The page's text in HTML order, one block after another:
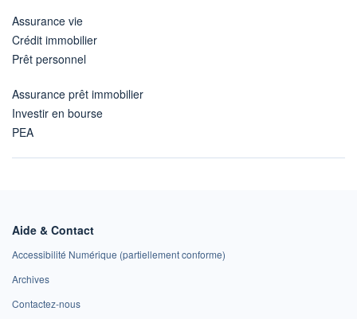
Assurance vie
Crédit immobilier
Prêt personnel
Assurance prêt immobilier
Investir en bourse
PEA
Aide & Contact
Accessibilité Numérique (partiellement conforme)
Archives
Contactez-nous